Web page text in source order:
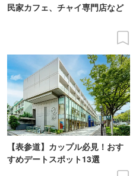
民家カフェ、チャイ専門店など
【表参道】カップル必見！おす
すめデートスポット13選